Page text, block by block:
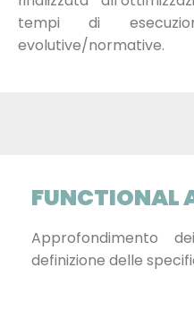
tempi di
evolutive/normative.
FUNCTIONAL
Approfondimento
definizione delle